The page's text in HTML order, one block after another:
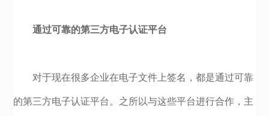
通过可靠的第三方电子认证平台
对于现在很多企业在电子文件上签名，都是通过可靠
的第三方电子认证平台。之所以与这些平台进行合作，主